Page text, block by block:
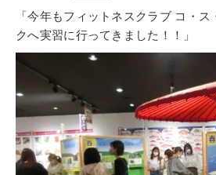
「今年もフィットネスクラブ コ・
クへ実習に行ってきました！！」